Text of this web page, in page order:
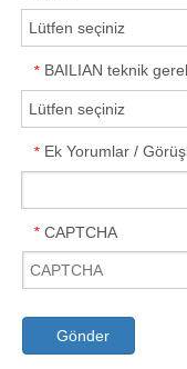
* BAILIAN teknik
* Ek Yorumlar /
* CAPTCHA
Gönder